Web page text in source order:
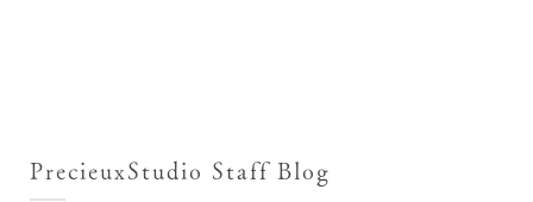
七五三お参り用着物レンタル
PrecieuxStudio Staff Blog